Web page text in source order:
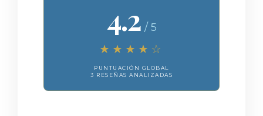
4.2 / 5
★★★★☆
PUNTUACIÓN GLOBAL
3 RESEÑAS ANALIZADAS